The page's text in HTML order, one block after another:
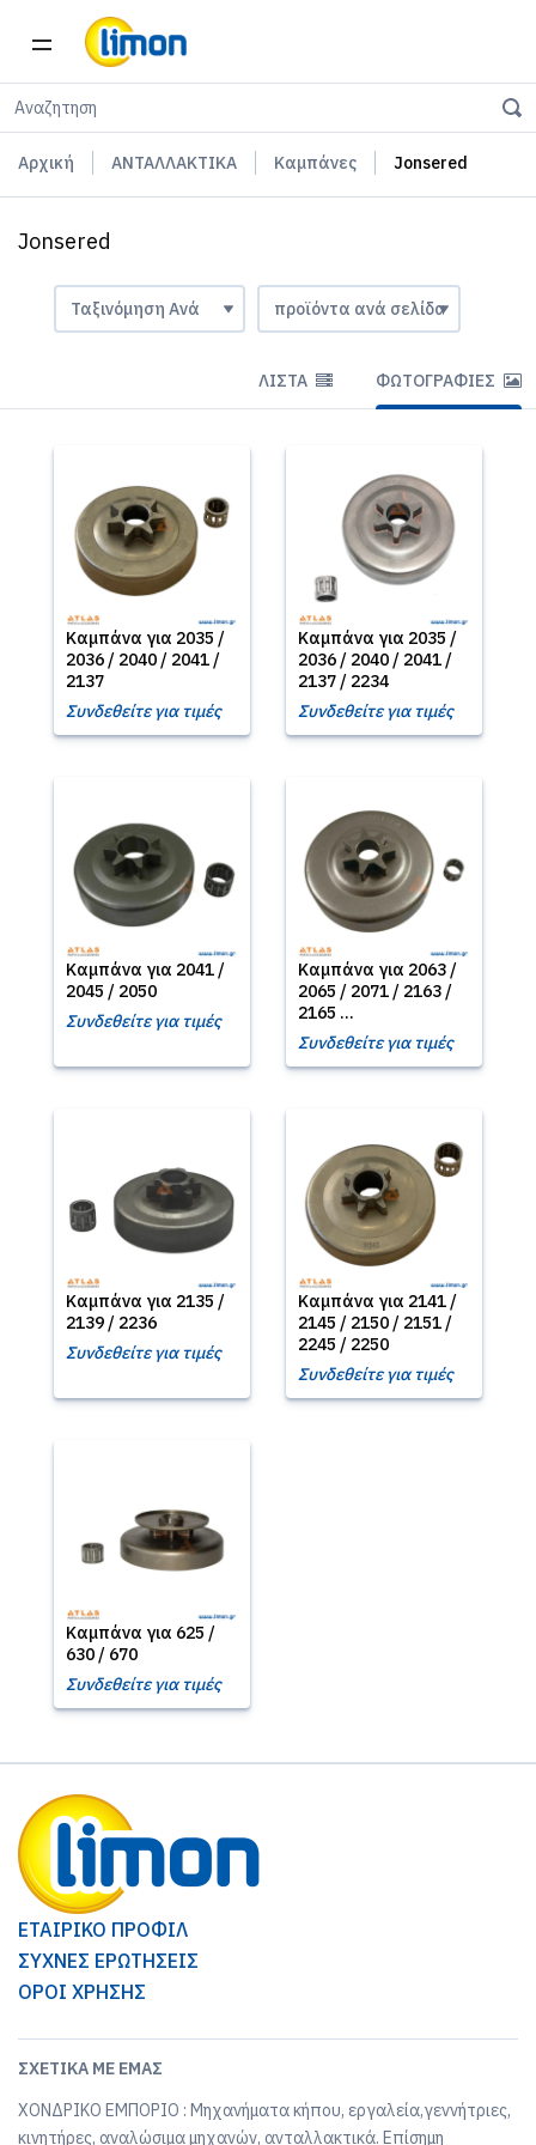
Αρχική ΑΝΤΑΛΛΑΚΤΙΚΑ Καμπάνες Jonsered
Jonsered
ΛΊΣΤΑ ΦΩΤΟΓΡΑΦΊΕΣ
Καμπάνα για 2035 /
2036 / 2040 / 2041 /
2137
Συνδεθείτε για τιμές
Καμπάνα για 2035 /
2036 / 2040 / 2041 /
2137 / 2234
Συνδεθείτε για τιμές
Καμπάνα για 2041 /
2045 / 2050
Συνδεθείτε για τιμές
Καμπάνα για 2063 /
2065 / 2071 / 2163 /
2165 ...
Συνδεθείτε για τιμές
Καμπάνα για 2135 /
2139 / 2236
Συνδεθείτε για τιμές
Καμπάνα για 2141 /
2145 / 2150 / 2151 /
2245 / 2250
Συνδεθείτε για τιμές
Καμπάνα για 625 /
630 / 670
Συνδεθείτε για τιμές
ΕΤΑΙΡΙΚΟ ΠΡΟΦΙΛ
ΣΥΧΝΕΣ ΕΡΩΤΗΣΕΙΣ
ΟΡΟΙ ΧΡΗΣΗΣ
ΣΧΕΤΙΚΆ ΜΕ ΕΜΆΣ
ΧΟΝΔΡΙΚΟ ΕΜΠΟΡΙΟ : Μηχανήματα κήπου, εργαλεία,γεννήτριες,
κινητήρες, αναλώσιμα μηχανών, ανταλλακτικά. Επίσημη